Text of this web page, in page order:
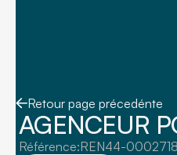
Retour page précedénte
AGENCEUR
Référence:REN44-0002718